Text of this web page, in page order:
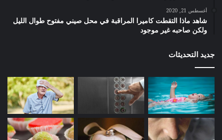
أغسطس 21, 2020
شاهد ماذا التقطت كاميرا المراقبة في محل صيني مفتوح طوال الليل
ولكن صاحبه غير موجود
جديد التحديثات